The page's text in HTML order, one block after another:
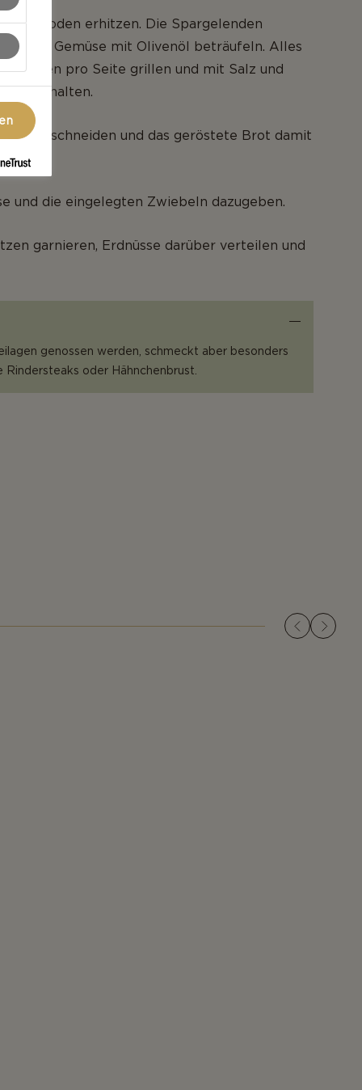
Grillboden erhitzen. Die Spargelenden
das Gemüse mit Olivenöl beträufeln. Alles
Minuten pro Seite grillen und mit Salz und
Warmhalten.
schneiden und das geröstete Brot damit
und die eingelegten Zwiebeln dazugeben.
garnieren, Erdnüsse darüber verteilen und
genossen werden, schmeckt aber besonders
oder Hähnchenbrust.